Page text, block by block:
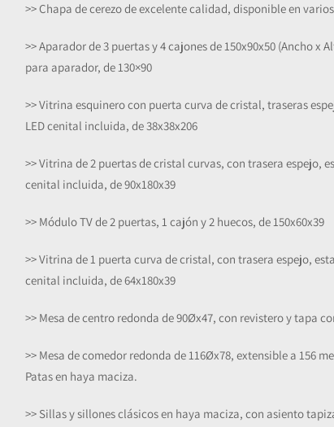
>> Chapa de cerezo de excelente calidad, disponible en
>> Aparador de 3 puertas y 4 cajones de 150x90x50 (Ancho x
para aparador, de 130×90
>> Vitrina esquinero con puerta curva de cristal, traseras
LED cenital incluida, de 38x38x206
>> Vitrina de 2 puertas de cristal curvas, con trasera espejo,
cenital incluida, de 90x180x39
>> Módulo TV de 2 puertas, 1 cajón y 2 huecos, de 150x60x39
>> Vitrina de 1 puerta curva de cristal, con trasera espejo,
cenital incluida, de 64x180x39
>> Mesa de centro redonda de 90Øx47, con revistero y tapa
>> Mesa de comedor redonda de 116Øx78, extensible a 156
Patas en haya maciza.
>> Sillas y sillones clásicos en haya maciza, con asiento